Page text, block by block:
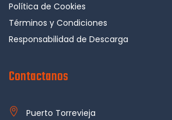
Política de Cookies
Términos y Condiciones
Responsabilidad de Descarga
Contactanos
Puerto Torrevieja